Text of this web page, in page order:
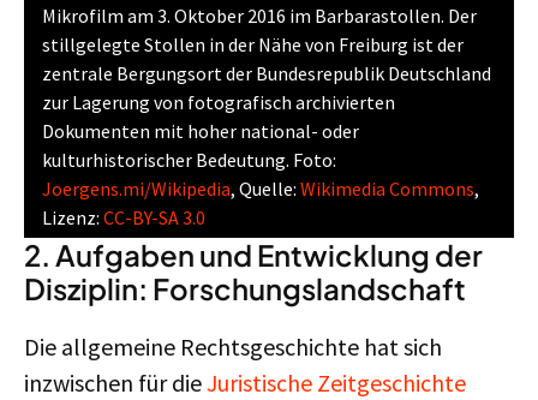
Mikrofilm am 3. Oktober 2016 im Barbarastollen. Der
stillgelegte Stollen in der Nähe von Freiburg ist der
zentrale Bergungsort der Bundesrepublik Deutschland
zur Lagerung von fotografisch archivierten
Dokumenten mit hoher national- oder
kulturhistorischer Bedeutung. Foto:
Joergens.mi/Wikipedia, Quelle: Wikimedia Commons,
Lizenz: CC-BY-SA 3.0
2. Aufgaben und Entwicklung der
Disziplin: Forschungslandschaft
Die allgemeine Rechtsgeschichte hat sich
inzwischen für dieJuristische Zeitgeschichte